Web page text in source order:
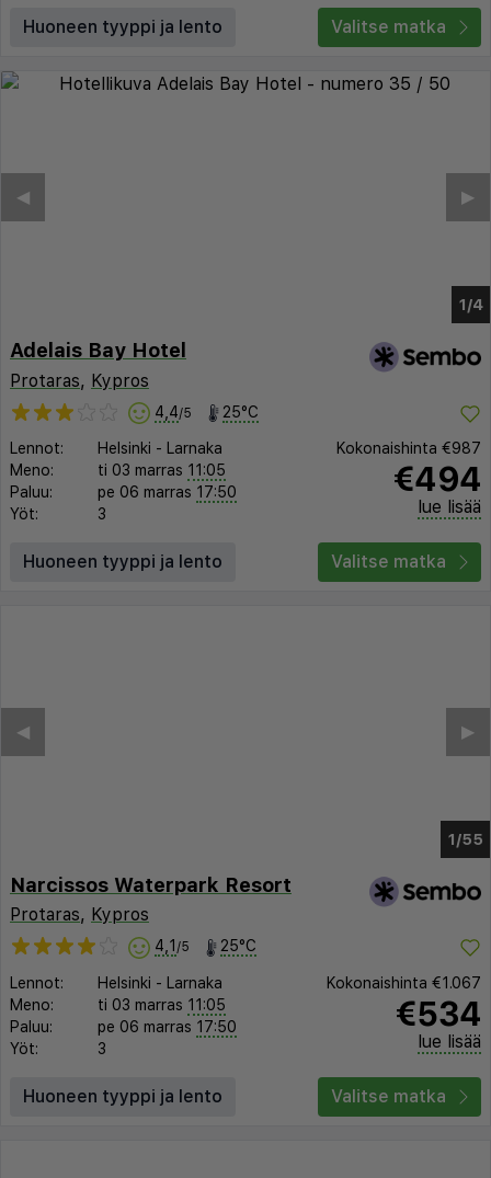
Huoneen tyyppi ja lento Valitse matka
Adelais Bay Hotel
Protaras, Kypros
4,4/5 25°C
Lennot: Helsinki -
Larnaka
Meno:
ti 03 marras 11:05
Paluu:
pe 06 marras 17:50
Yöt:
3
Kokonaishinta €987
€494
lue lisää
Huoneen tyyppi ja lento Valitse matka
1/51
▶︎
◀︎
Narcissos Waterpark Resort
Protaras, Kypros
4,1 /5 25°C
Lennot: Helsinki -
Larnaka
Meno:
ti 03 marras 11:05
Paluu:
pe 06 marras 17:50
Yöt:
3
Kokonaishinta €1.067
€534
lue lisää
Huoneen tyyppi ja lento Valitse matka